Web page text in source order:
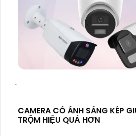
'
CAMERA CÓ ÁNH SÁNG KÉP
TRỘM HIỆU QUẢ HƠN